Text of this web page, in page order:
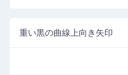
重い黒の曲線上向き矢印